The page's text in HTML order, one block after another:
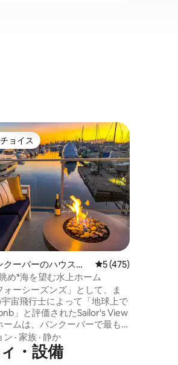
中5つ星の平均評価
ストチョイスです。
ョイス
クーバーのハウスボ
レビュー475件、5
5 (475)
め*海を望む水上ホーム
ォーシーズンズ」として、ま
宙飛行士によって「地球上で
」と評価されたSailor's View
ームは、バンクーバーで最も
豪華なバケーションレンタル
。広々とした部屋のアーチ
で食事をし、寝室の窓から
ン · 家族 · 静か
・設備